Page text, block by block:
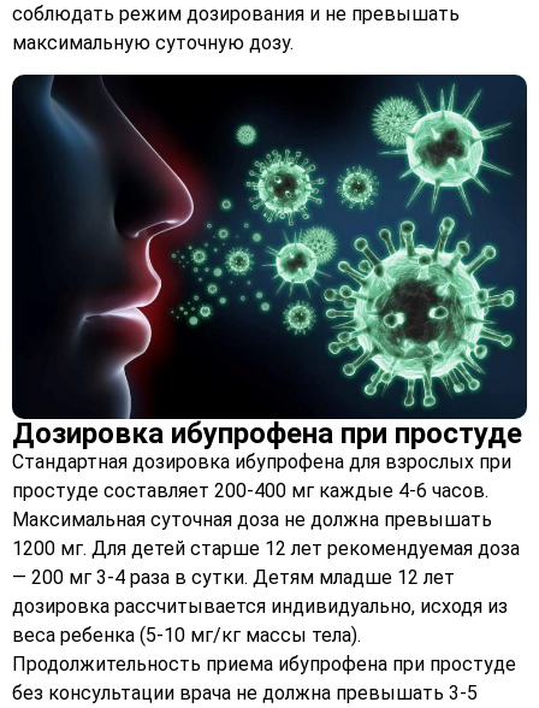
соблюдать режим дозирования и не превышать
максимальную суточную дозу.
Дозировка ибупрофена при простуде
Стандартная дозировка ибупрофена для взрослых при
простуде составляет 200-400 мг каждые 4-6 часов.
Максимальная суточная доза не должна превышать
1200 мг. Для детей старше 12 лет рекомендуемая доза
— 200 мг 3-4 раза в сутки. Детям младше 12 лет
дозировка рассчитывается индивидуально, исходя из
веса ребенка (5-10 мг/кг массы тела).
Продолжительность приема ибупрофена при простуде
без консультации врача не должна превышать 3-5